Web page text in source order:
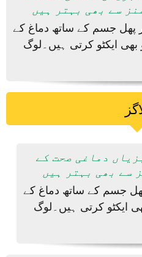
سے بھی بہتر ہیں
پھل جسم کے ساتھ دماغ کے
ایکٹو کرتی ہیں۔لوگ
دماغی صحت کے
سے بھی بہتر ہیں
جسم کے ساتھ دماغ کے
ایکٹو کرتی ہیں۔لوگ